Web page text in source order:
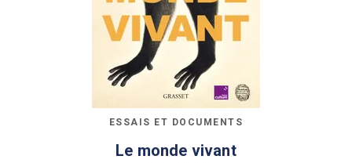
ESSAIS ET DOCUMENTS
Le monde vivant